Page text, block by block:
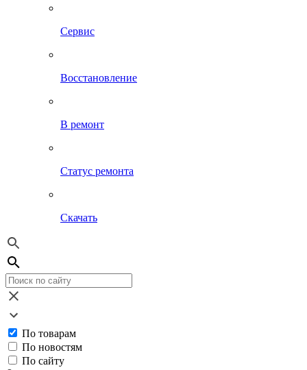
Сервис
Восстановление
В ремонт
Статус ремонта
Скачать
По товарам
По новостям
По сайту